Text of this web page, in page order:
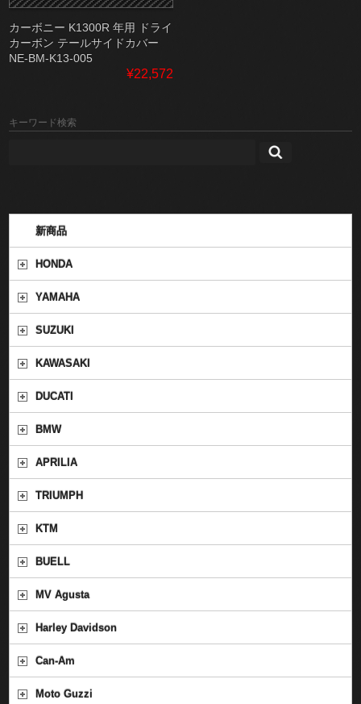
カーボニー K1300R 年用 ドライ
カーボン テールサイドカバー
NE-BM-K13-005
¥22,572
キーワード検索
新商品
HONDA
YAMAHA
SUZUKI
KAWASAKI
DUCATI
BMW
APRILIA
TRIUMPH
KTM
BUELL
MV Agusta
Harley Davidson
Can-Am
Moto Guzzi